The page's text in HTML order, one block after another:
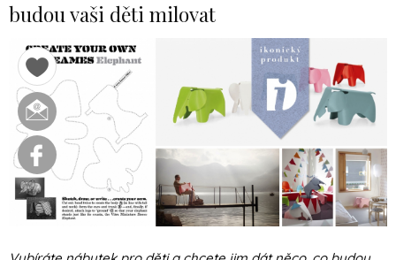
budou vaši děti milovat